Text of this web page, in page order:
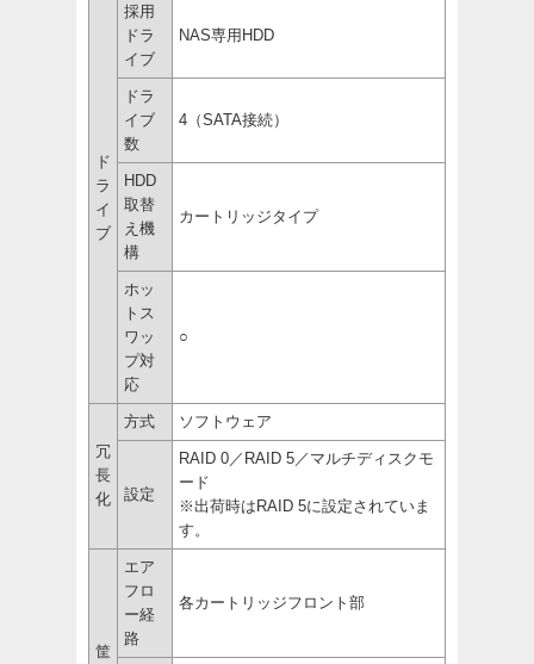
ド
ラ
イ
ブ
採用
ドラ
イブ
NAS専用HDD
ドラ
イブ
数
4（SATA接続）
HDD
取替
え機
構
カートリッジタイプ
ホッ
トス
ワッ
プ対
応
○
冗
長
化
方式 ソフトウェア
設定
RAID 0／RAID 5／マルチディスクモ
ード
※出荷時はRAID 5に設定されていま
す。
筐
エア
フロ
ー経
路
各カートリッジフロント部